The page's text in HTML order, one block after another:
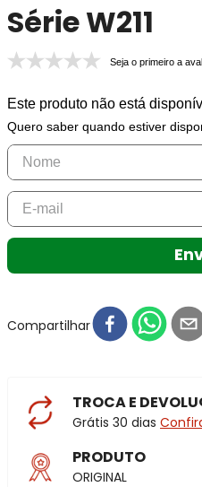
Série W211
Seja o primeiro a
Este produto não está
Quero saber quando estiver
Compartilhar
TROCA E
Grátis 30 dias
PRODUTO
ORIGINAL